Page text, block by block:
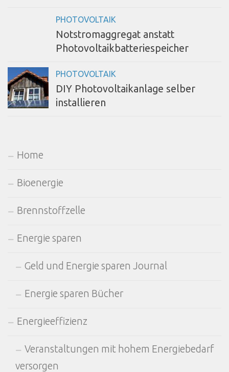
PHOTOVOLTAIK
Notstromaggregat anstatt
Photovoltaikbatteriespeicher
PHOTOVOLTAIK
DIY Photovoltaikanlage selber
installieren
Home
Bioenergie
Brennstoffzelle
Energie sparen
Geld und Energie sparen Journal
Energie sparen Bücher
Energieeffizienz
Veranstaltungen mit hohem Energiebedarf
versorgen